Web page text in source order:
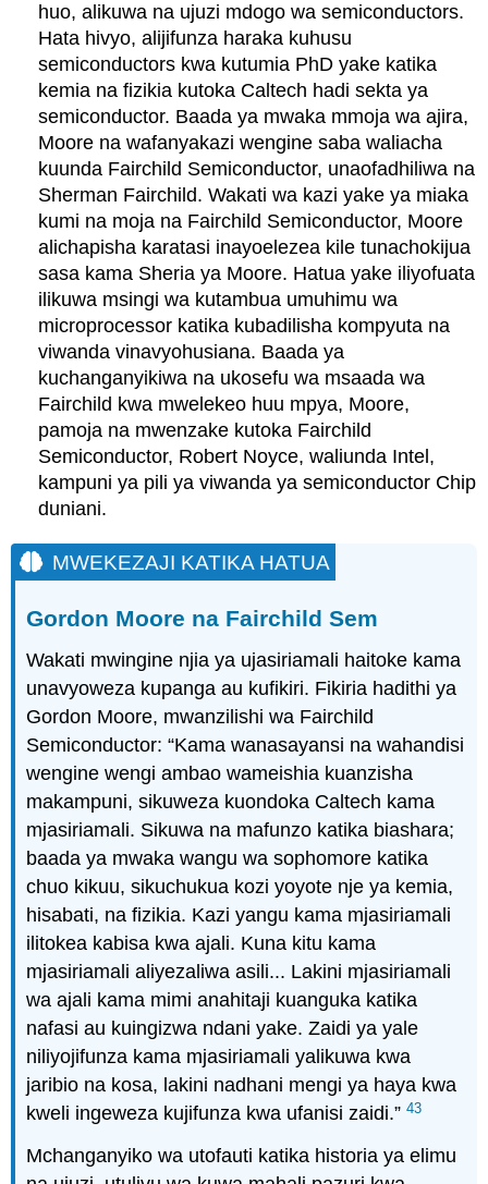
huo, alikuwa na ujuzi mdogo wa semiconductors.
Hata hivyo, alijifunza haraka kuhusu
semiconductors kwa kutumia PhD yake katika
kemia na fizikia kutoka Caltech hadi sekta ya
semiconductor. Baada ya mwaka mmoja wa ajira,
Moore na wafanyakazi wengine saba waliacha
kuunda Fairchild Semiconductor, unaofadhiliwa na
Sherman Fairchild. Wakati wa kazi yake ya miaka
kumi na moja na Fairchild Semiconductor, Moore
alichapisha karatasi inayoelezea kile tunachokijua
sasa kama Sheria ya Moore. Hatua yake iliyofuata
ilikuwa msingi wa kutambua umuhimu wa
microprocessor katika kubadilisha kompyuta na
viwanda vinavyohusiana. Baada ya
kuchanganyikiwa na ukosefu wa msaada wa
Fairchild kwa mwelekeo huu mpya, Moore,
pamoja na mwenzake kutoka Fairchild
Semiconductor, Robert Noyce, waliunda Intel,
kampuni ya pili ya viwanda ya semiconductor Chip
duniani.
MWEKEZAJI KATIKA HATUA
Gordon Moore na Fairchild Sem
Wakati mwingine njia ya ujasiriamali haitoke kama
unavyoweza kupanga au kufikiri. Fikiria hadithi ya
Gordon Moore, mwanzilishi wa Fairchild
Semiconductor: “Kama wanasayansi na wahandisi
wengine wengi ambao wameishia kuanzisha
makampuni, sikuweza kuondoka Caltech kama
mjasiriamali. Sikuwa na mafunzo katika biashara;
baada ya mwaka wangu wa sophomore katika
chuo kikuu, sikuchukua kozi yoyote nje ya kemia,
hisabati, na fizikia. Kazi yangu kama mjasiriamali
ilitokea kabisa kwa ajali. Kuna kitu kama
mjasiriamali aliyezaliwa asili... Lakini mjasiriamali
wa ajali kama mimi anahitaji kuanguka katika
nafasi au kuingizwa ndani yake. Zaidi ya yale
niliyojifunza kama mjasiriamali yalikuwa kwa
jaribio na kosa, lakini nadhani mengi ya haya kwa
kweli ingeweza kujifunza kwa ufanisi zaidi.”43
Mchanganyiko wa utofauti katika historia ya elimu